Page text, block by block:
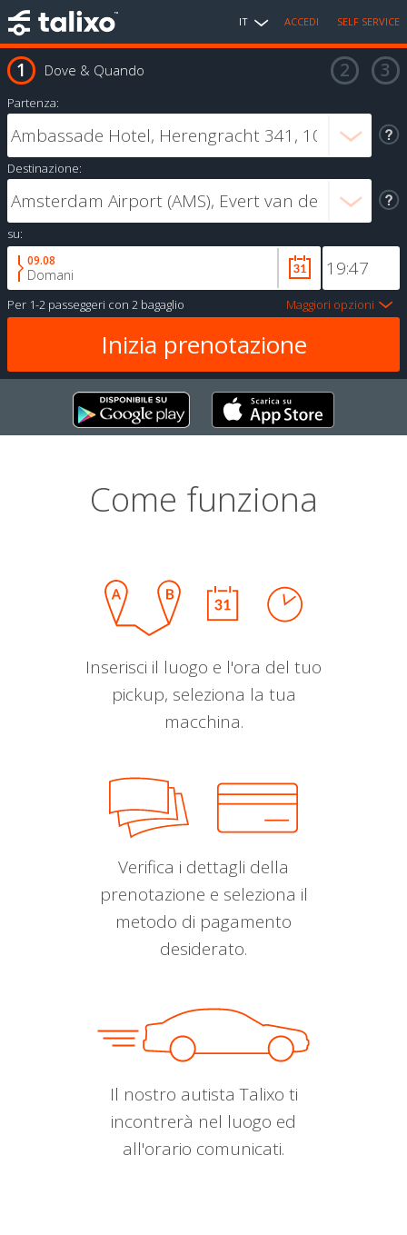
IT ACCEDI SELF SERVICE
Dove & Quando
Partenza:
Destinazione:
su:
09.08
Domani
Per 1-2 passeggeri con 2 bagaglio Maggiori opzioni
Come funziona
Inserisci il luogo e l'ora del tuo
pickup, seleziona la tua
macchina.
Verifica i dettagli della
prenotazione e seleziona il
metodo di pagamento
desiderato.
Il nostro autista Talixo ti
incontrerà nel luogo ed
all'orario comunicati.